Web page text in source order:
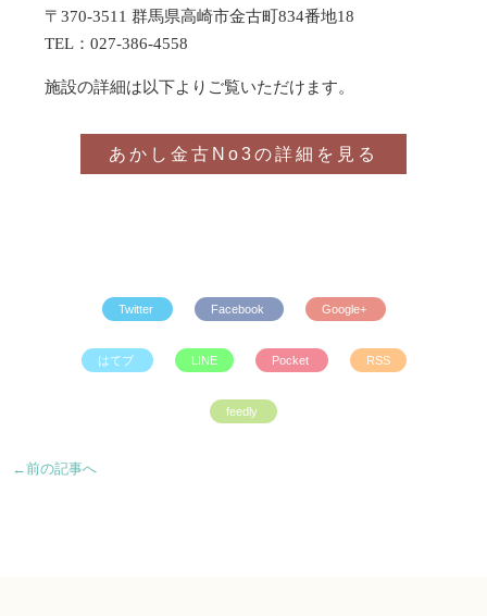
〒370-3511 群馬県高崎市金古町834番地18
TEL：027-386-4558
施設の詳細は以下よりご覧いただけます。
あかし金古No3の詳細を見る
Twitter Facebook Google+
はてブ LINE Pocket RSS
feedly
←前の記事へ